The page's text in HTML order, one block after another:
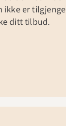
er
ditt tilbud.